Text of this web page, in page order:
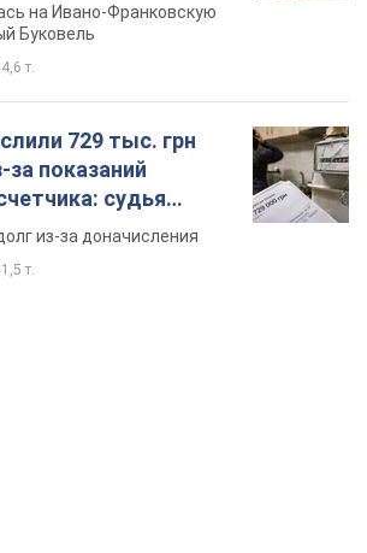
на Ивано-Франковскую
Буковель
т.
729 тыс. грн
за показаний
судья
решение
из-за доначисления
т.